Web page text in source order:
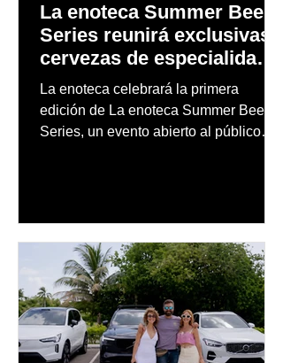
La enoteca Summer Beer
Series reunirá exclusivas
cervezas de especialidad
en un evento abierto al
público
La enoteca celebrará la primera
edición de La enoteca Summer Beer
Series, un evento abierto al público